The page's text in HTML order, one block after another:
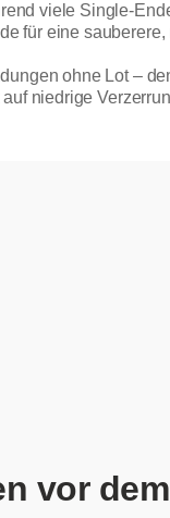
viele Single-
für eine
ohne Lot –
niedrige
vor